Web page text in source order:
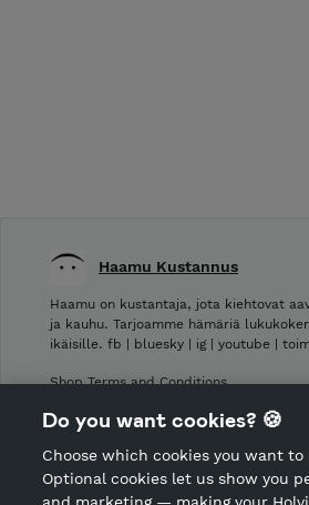
Haamu Kustannus
Haamu on kustantaja, jota kiehtovat
ja kauhu. Tarjoamme hämäriä
ikäisille. fb | bluesky | ig | youtube |
Shop Terms and Conditions
Cancellation policy
CANCEL ORDER
Do you want cookies? 🍪
Choose which cookies you want to
Optional cookies let us show you